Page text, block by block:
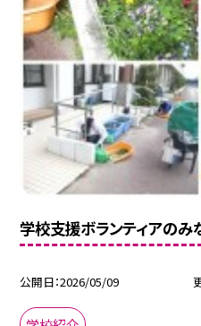
学校支援ボランティアのみ
公開日 2026/05/09